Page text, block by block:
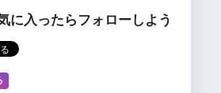
に入ったらフォローしよう